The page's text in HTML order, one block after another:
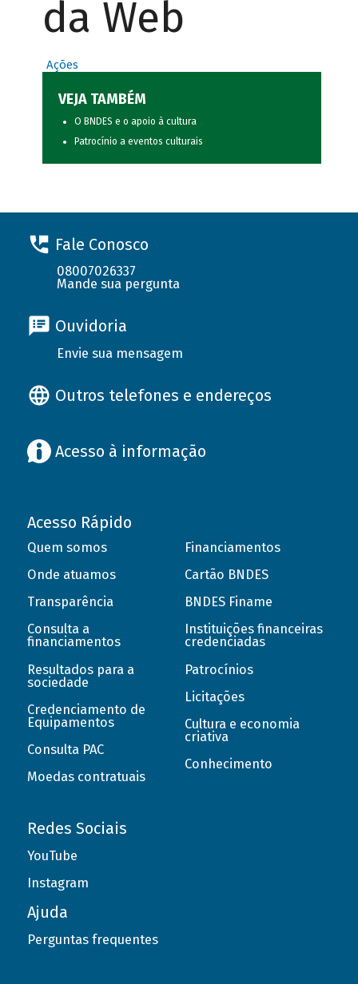
da Web
Ações
VEJA TAMBÉM
O BNDES e o apoio à cultura
Patrocínio a eventos culturais
Fale Conosco
08007026337
Mande sua pergunta
Ouvidoria
Envie sua mensagem
Outros telefones e endereços
Acesso à informação
Acesso Rápido
Quem somos
Onde atuamos
Transparência
Consulta a
financiamentos
Resultados para a
sociedade
Credenciamento de
Equipamentos
Consulta PAC
Moedas contratuais
Financiamentos
Cartão BNDES
BNDES Finame
Instituições financeiras
credenciadas
Patrocínios
Licitações
Cultura e economia
criativa
Conhecimento
Redes Sociais
YouTube
Instagram
Ajuda
Perguntas frequentes